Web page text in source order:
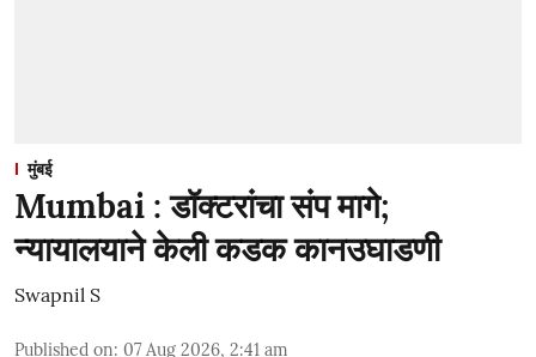
मुंबई
Mumbai : डॉक्टरांचा संप मागे;
न्यायालयाने केली कडक कानउघाडणी
Swapnil S
Published on: 07 Aug 2026, 2:41 am